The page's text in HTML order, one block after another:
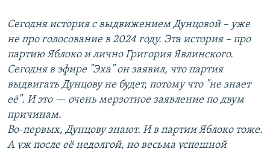
Сегодня история с выдвижением Дунцовой – уже
не про голосование в 2024 году. Эта история – про
партию Яблоко и лично Григория Явлинского.
Сегодня в эфире "Эха" он заявил, что партия
выдвигать Дунцову не будет, потому что "не знает
её". И это — очень мерзотное заявление по двум
причинам.
Во-первых, Дунцову знают. И в партии Яблоко тоже.
А уж после её недолгой, но весьма успешной